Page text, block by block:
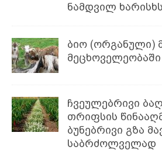
ნამდვილ
ბიო (ორგანული)
მეცხოველეობაში
ჩვეულებრივი
თრიფსის
ბუნებრივი გზა
საბრძოლველად